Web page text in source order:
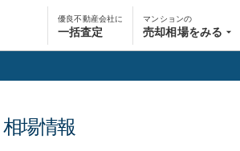
優良不動産会社に
一括査定
マンションの
売却相場をみる
場情報